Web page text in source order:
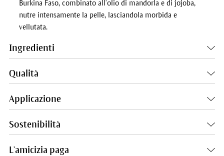
Burkina Faso, combinato all’olio di mandorla e di jojoba,
nutre intensamente la pelle, lasciandola morbida e
vellutata.
Ingredienti
Qualità
Applicazione
Sostenibilità
L'amicizia paga